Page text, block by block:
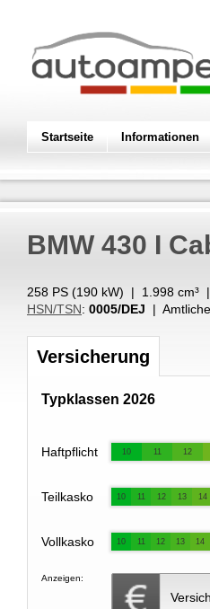
Startseite Informationen
BMW 430 I
258 PS (190 kW) | 1.998 cm³ |
HSN/TSN: 0005/DEJ | Amtliche
Versicherung
Typklassen 2026
Haftpflicht 10 11 12
Teilkasko 10 11 12 13 14
Vollkasko 10 11 12 13 14
Anzeigen: